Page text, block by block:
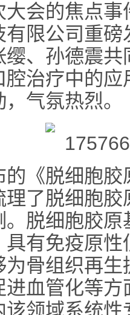
会的焦点事
限公司重磅
缨、孙德震
腔治疗中的应
气氛热烈。
脱细胞胶
理了脱细胞
脱细胞胶
有免疫原
骨组织再
血管化等
该领域系统